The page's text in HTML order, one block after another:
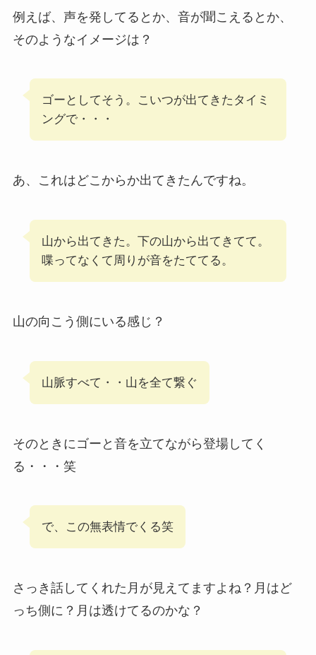
例えば、声を発してるとか、音が聞こえるとか、
そのようなイメージは？
ゴーとしてそう。こいつが出てきたタイミ
ングで・・・
あ、これはどこからか出てきたんですね。
山から出てきた。下の山から出てきてて。
喋ってなくて周りが音をたててる。
山の向こう側にいる感じ？
山脈すべて・・山を全て繋ぐ
そのときにゴーと音を立てながら登場してく
る・・・笑
で、この無表情でくる笑
さっき話してくれた月が見えてますよね？月はど
っち側に？月は透けてるのかな？